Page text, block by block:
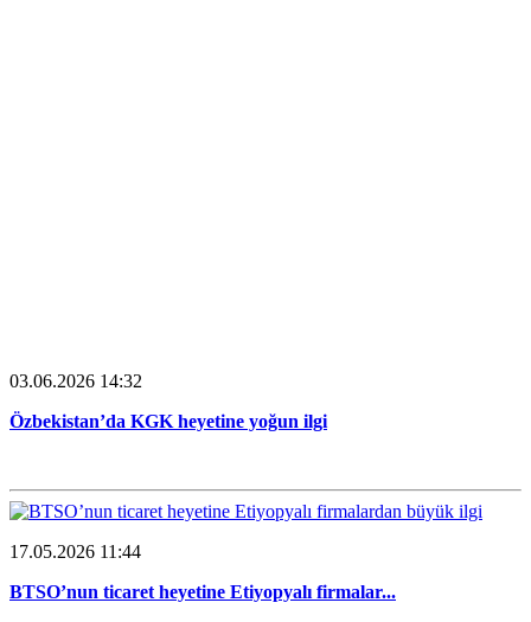
03.06.2026 14:32
Özbekistan’da KGK heyetine yoğun ilgi
17.05.2026 11:44
BTSO’nun ticaret heyetine Etiyopyalı firmalar...